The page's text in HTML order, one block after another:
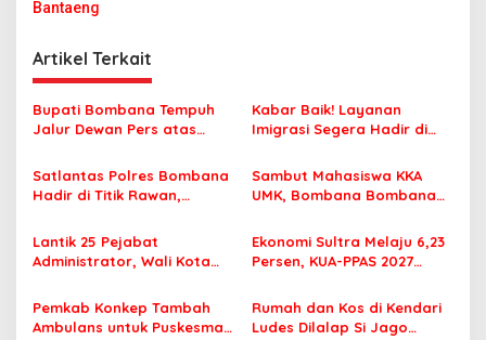
v
i
g
a
s
i
p
s
Bantaeng
Artikel Terkait
Bupati Bombana Tempuh
Jalur Dewan Pers atas
Korupsi Jembatan Cirauci II
Kabar Baik! Layanan
Imigrasi Segera Hadir di
Perlu Lagi ke Kendari
Satlantas Polres Bombana
Hadir di Titik Rawan,
Sekolah dengan Aman
Sambut Mahasiswa KKA
UMK, Bombana Bombana
Sasaran
Lantik 25 Pejabat
Administrator, Wali Kota
Berintegritas dan
Profesional Layani
Ekonomi Sultra Melaju 6,23
Persen, KUA-PPAS 2027
Pemkab Konkep Tambah
Ambulans untuk Puskesmas
Rumah dan Kos di Kendari
Ludes Dilalap Si Jago